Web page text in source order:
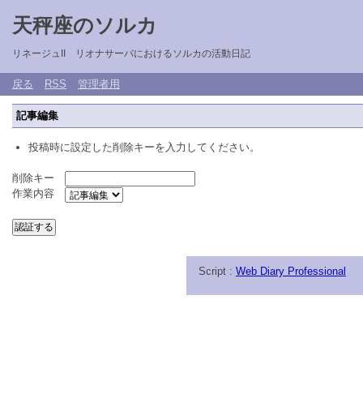
天秤座のソルカ
リネージュII リオナサーバにおけるソルカの活動日記
戻る RSS 管理者用
記事編集
投稿時に設定した削除キーを入力してください。
削除キー
作業内容
Script : Web Diary Professional